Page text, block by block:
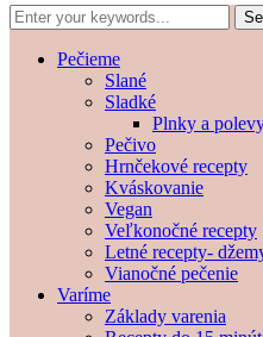
Pečieme
Slané
Sladké
Plnky a
Pečivo
Hrnčekové recepty
Kváskovanie
Vegan
Veľkonočné recepty
Letné recepty-
Vianočné pečenie
Varíme
Základy varenia